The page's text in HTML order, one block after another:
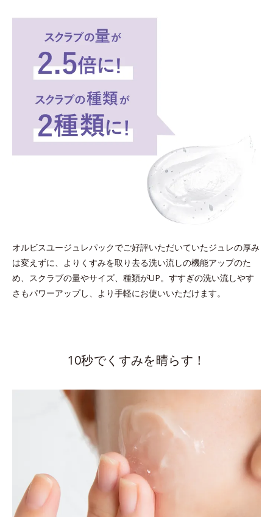
オルビスユージュレパックでご好評いただいていたジュレの厚み
は変えずに、よりくすみを取り去る洗い流しの機能アップのた
め、スクラブの量やサイズ、種類がUP。すすぎの洗い流しやす
さもパワーアップし、より手軽にお使いいただけます。
10秒でくすみを晴らす！